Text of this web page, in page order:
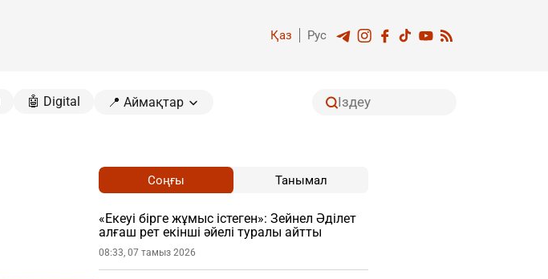
Қаз Рус
🤖 Digital 📍 Аймақтар
Соңғы Танымал
«Екеуі бірге жұмыс істеген»: Зейнел Әділет
алғаш рет екінші әйелі туралы айтты
08:33, 07 тамыз 2026